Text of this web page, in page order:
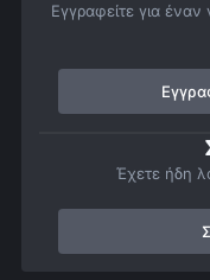
Εγγραφείτε για
Έχετε ήδη